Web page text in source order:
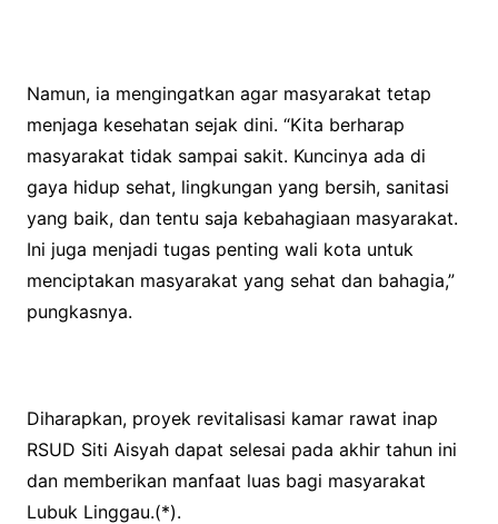
Namun, ia mengingatkan agar masyarakat tetap
menjaga kesehatan sejak dini. “Kita berharap
masyarakat tidak sampai sakit. Kuncinya ada di
gaya hidup sehat, lingkungan yang bersih, sanitasi
yang baik, dan tentu saja kebahagiaan masyarakat.
Ini juga menjadi tugas penting wali kota untuk
menciptakan masyarakat yang sehat dan bahagia,”
pungkasnya.
Diharapkan, proyek revitalisasi kamar rawat inap
RSUD Siti Aisyah dapat selesai pada akhir tahun ini
dan memberikan manfaat luas bagi masyarakat
Lubuk Linggau.(*).